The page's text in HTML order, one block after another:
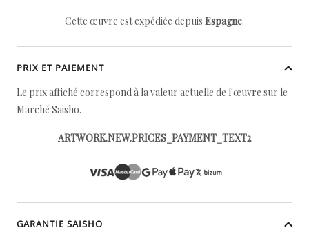
Cette œuvre est expédiée depuis Espagne.
PRIX ET PAIEMENT
Le prix affiché correspond à la valeur actuelle de l'œuvre sur le
Marché Saisho.
ARTWORK.NEW.PRICES_PAYMENT_TEXT2
GARANTIE SAISHO